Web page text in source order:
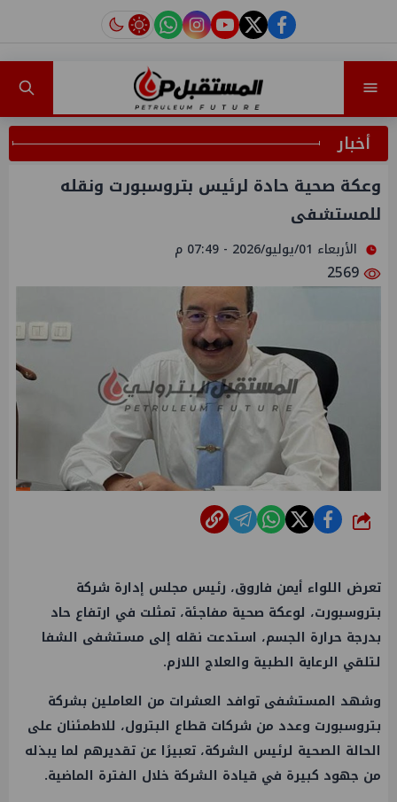
facebook
twitter
youtube
instagram
tiktok
أخبار
وعكة صحية حادة لرئيس بتروسبورت ونقله
للمستشفى
الأربعاء 01/يوليو/2026 - 07:49 م
شارك
تعرض اللواء أيمن فاروق، رئيس مجلس إدارة شركة
بتروسبورت، لوعكة صحية مفاجئة، تمثلت في ارتفاع حاد
بدرجة حرارة الجسم، استدعت نقله إلى مستشفى الشفا
لتلقي الرعاية الطبية والعلاج اللازم.
وشهد المستشفى توافد العشرات من العاملين بشركة
بتروسبورت وعدد من شركات قطاع البترول، للاطمئنان على
الحالة الصحية لرئيس الشركة، تعبيرًا عن تقديرهم لما يبذله
من جهود كبيرة في قيادة الشركة خلال الفترة الماضية.